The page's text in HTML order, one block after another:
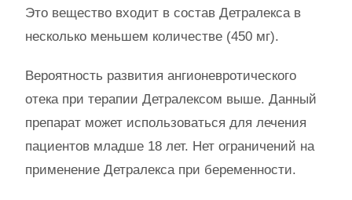
Это вещество входит в состав Детралекса в
несколько меньшем количестве (450 мг).
Вероятность развития ангионевротического
отека при терапии Детралексом выше. Данный
препарат может использоваться для лечения
пациентов младше 18 лет. Нет ограничений на
применение Детралекса при беременности.